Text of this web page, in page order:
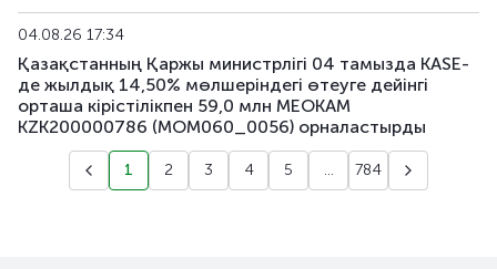
04.08.26 17:34
Қазақстанның Қаржы министрлігі 04 тамызда KASE-
де жылдық 14,50% мөлшеріндегі өтеуге дейінгі
орташа кірістілікпен 59,0 млн МЕОКАМ
KZK200000786 (MOM060_0056) орналастырды
1 2 3 4 5 ... 784